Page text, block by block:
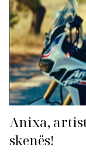
Anixa,
skenës!